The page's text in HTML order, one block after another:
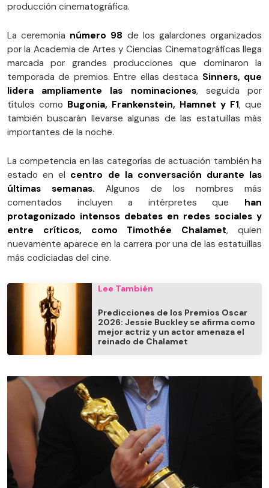
producción cinematográfica.
La ceremonia número 98 de los galardones organizados
por la Academia de Artes y Ciencias Cinematográficas llega
marcada por grandes producciones que dominaron la
temporada de premios. Entre ellas destaca Sinners, que
lidera ampliamente las nominaciones, seguida por
títulos como Bugonia, Frankenstein, Hamnet y F1, que
también buscarán llevarse algunas de las estatuillas más
importantes de la noche.
La competencia en las categorías de actuación también ha
estado en el centro de la conversación durante las
últimas semanas. Algunos de los nombres más
comentados incluyen a intérpretes que han
protagonizado intensos debates en redes sociales y
entre críticos, como Timothée Chalamet, quien
nuevamente aparece en la carrera por una de las estatuillas
más codiciadas del cine.
Lee También
Predicciones de los Premios Oscar
2026: Jessie Buckley se afirma como
mejor actriz y un actor amenaza el
reinado de Chalamet